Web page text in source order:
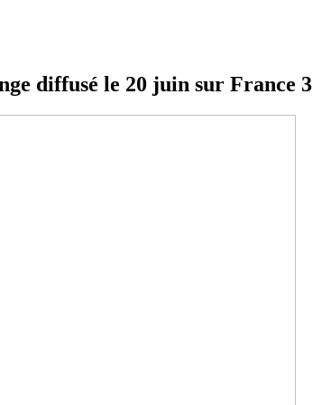
diffusé le 20 juin sur France 3